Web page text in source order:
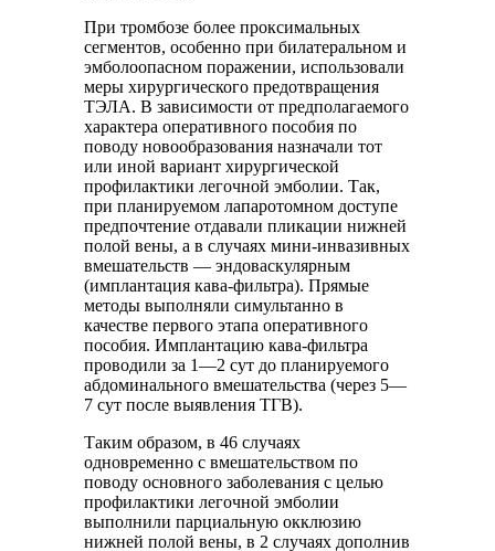
При тромбозе более проксимальных
сегментов, особенно при билатеральном и
эмболоопасном поражении, использовали
меры хирургического предотвращения
ТЭЛА. В зависимости от предполагаемого
характера оперативного пособия по
поводу новообразования назначали тот
или иной вариант хирургической
профилактики легочной эмболии. Так,
при планируемом лапаротомном доступе
предпочтение отдавали пликации нижней
полой вены, а в случаях мини-инвазивных
вмешательств — эндоваскулярным
(имплантация кава-фильтра). Прямые
методы выполняли симультанно в
качестве первого этапа оперативного
пособия. Имплантацию кава-фильтра
проводили за 1—2 сут до планируемого
абдоминального вмешательства (через 5—
7 сут после выявления ТГВ).
Таким образом, в 46 случаях
одновременно с вмешательством по
поводу основного заболевания с целью
профилактики легочной эмболии
выполнили парциальную окклюзию
нижней полой вены, в 2 случаях дополнив